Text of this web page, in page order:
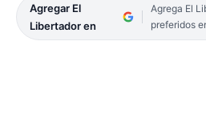
Agregar El
Libertador en
Agrega El
preferidos